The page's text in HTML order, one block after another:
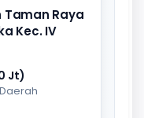
Taman Raya
Kec. IV
Jt)